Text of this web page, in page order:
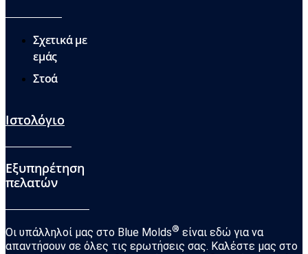
Σχετικά με
εμάς
Στοά
Ιστολόγιο
Εξυπηρέτηση
πελατών
Οι υπάλληλοί μας στο Blue Molds® είναι εδώ για να
απαντήσουν σε όλες τις ερωτήσεις σας. Καλέστε μας στο